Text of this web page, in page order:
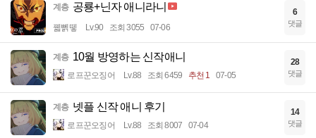
계층 공룡+닌자 애니라니
꿻뻵뗗 Lv.90 조회 3055 07-06
6
댓글
계층 10월 방영하는 신작애니
로프꾼오징어 Lv.88 조회 6459 추천 1 07-05
28
댓글
계층 넷플 신작 애니 후기
로프꾼오징어 Lv.88 조회 8007 07-04
14
댓글